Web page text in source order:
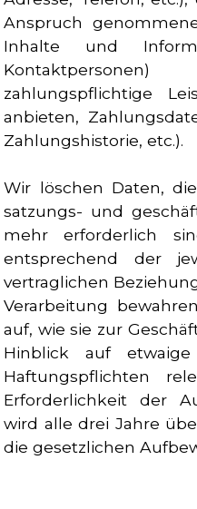
Anspruch
Inhalte und
zahlungspflichtige
anbieten,
Zahlungshistorie, etc.).
Wir löschen Daten,
satzungs- und
mehr erforderlich
entsprechend der
vertraglichen
Verarbeitung
auf, wie sie zur
Hinblick auf etwaige
Haftungspflichten
Erforderlichkeit der
wird alle drei Jahre
die gesetzlichen